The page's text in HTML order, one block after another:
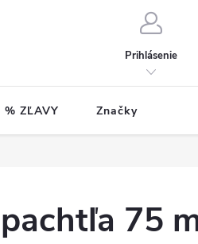
Prihlásenie
% ZĽAVY Značky
75